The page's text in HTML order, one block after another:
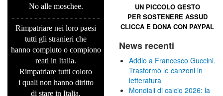
No alle moschee.
- - - - - - - - - - - - - - - - - - - -
Rimpatriare nei loro paesi
tutti gli stranieri che
hanno compiuto o compiono
reati in Italia.
Rimpatriare tutti coloro
i quali non hanno diritto
di stare in Italia.
UN PICCOLO GESTO
PER SOSTENERE ASSUD
CLICCA E DONA CON PAYPAL
News recenti
Addio a Francesco Guccini.
Trasformò le canzoni in
letteratura
Mondiali di calcio 2026: la